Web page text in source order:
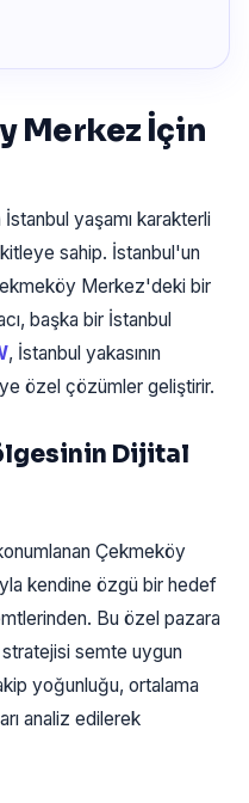
Merkez İçin
yaşamı karakterli
sahip. İstanbul'un
Merkez'deki bir
başka bir İstanbul
, İstanbul yakasının
özel çözümler geliştirir.
Dijital
Çekmeköy
kendine özgü bir hedef
Bu özel pazara
stratejisi semte uygun
yoğunluğu, ortalama
analiz edilerek